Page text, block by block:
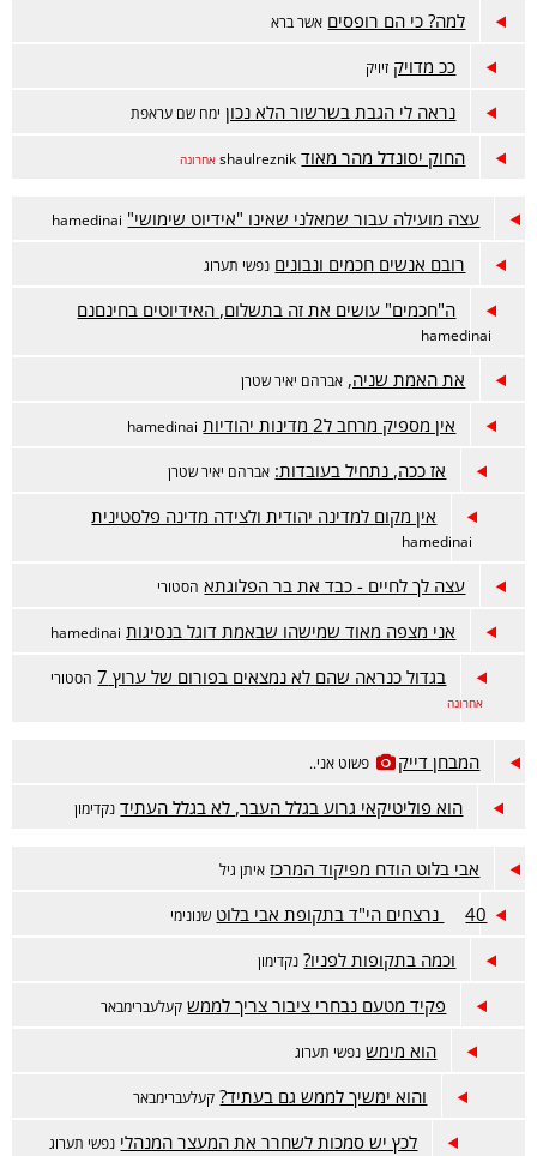
למה? כי הם רופסים אשר ברא
ככ מדויק זיויק
נראה לי הגבת בשרשור הלא נכון ימח שם עראפת
החוק יסונדל מהר מאוד shaulreznik אחרונה
עצה מועילה עבור שמאלני שאינו "אידיוט שימושי" hamedinai
רובם אנשים חכמים ונבונים נפשי תערוג
ה"חכמים" עושים את זה בתשלום, האידיוטים בחינםנם
hamedinai
את האמת שניה, אברהם יאיר שטרן
אין מספיק מרחב ל2 מדינות יהודיות hamedinai
אז ככה, נתחיל בעובדות: אברהם יאיר שטרן
אין מקום למדינה יהודית ולצידה מדינה פלסטינית
hamedinai
עצה לך לחיים - כבד את בר הפלוגתא הסטורי
אני מצפה מאוד שמישהו שבאמת דוגל בנסיגות hamedinai
בגדול כנראה שהם לא נמצאים בפורום של ערוץ 7 הסטורי
אחרונה
המבחן דייק פשוט אני..
הוא פוליטיקאי גרוע בגלל העבר, לא בגלל העתיד נקדימון
אבי בלוט הודח מפיקוד המרכז איתן גיל
40 נרצחים הי"ד בתקופת אבי בלוט שנונימי
וכמה בתקופות לפניו? נקדימון
פקיד מטעם נבחרי ציבור צריך לממש קעלעברימבאר
הוא מימש נפשי תערוג
והוא ימשיך לממש גם בעתיד? קעלעברימבאר
לכץ יש סמכות לשחרר את המעצר המנהלי נפשי תערוג